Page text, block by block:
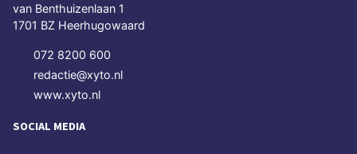
van Benthuizenlaan 1
1701 BZ Heerhugowaard
072 8200 600
redactie@xyto.nl
www.xyto.nl
SOCIAL MEDIA